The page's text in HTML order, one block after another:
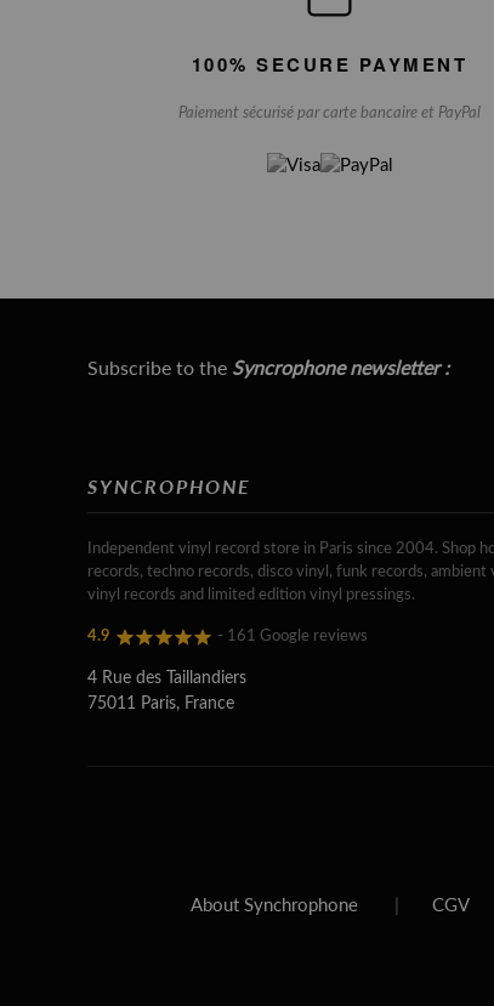
100% SECURE PAYMENT
Paiement sécurisé par carte bancaire et PayPal
Subscribe to the Syncrophone newsletter :
SYNCROPHONE
Independent vinyl record store in Paris since 2004. Shop
records, techno records, disco vinyl, funk records, ambient
vinyl records and limited edition vinyl pressings.
4.9 - 161 Google reviews
4 Rue des Taillandiers
75011 Paris, France
About Synchrophone | CGV